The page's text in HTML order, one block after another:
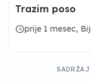
Trazim poso
scheduleprije 1 mesec,
SADRŽAJ